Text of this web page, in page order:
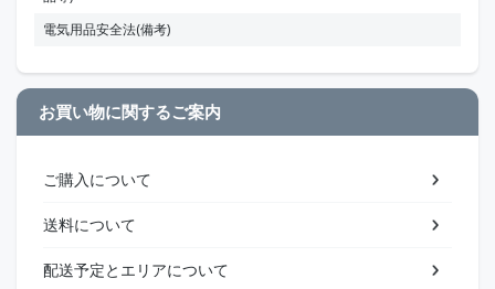
電気用品安全法(備考)
お買い物に関するご案内
ご購入について
送料について
配送予定とエリアについて